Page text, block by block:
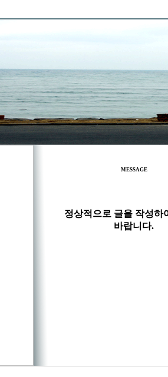
MESSAGE
정상적으로 글을 작성하
바랍니다.